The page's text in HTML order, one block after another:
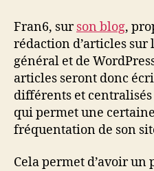
Fran6, surson blog,
rédaction d’articles sur
général et de
articles seront donc
différents et
qui permet une
fréquentation de son
Cela permet d’avoir